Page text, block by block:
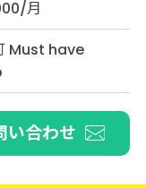
月
Must have
い合わせ